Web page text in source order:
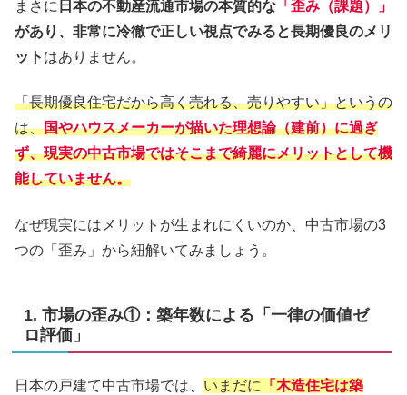
まさに 日本の不動産流通市場の本質的な 「歪み（課題）」
があり、非常に冷徹で正しい視点でみると長期優良のメリ
ット はありません。
「長期優良住宅だから高く売れる、売りやすい」というの
は、国やハウスメーカーが描いた理想論（建前）に過ぎ
ず、現実の中古市場ではそこまで綺麗にメリットとして機
能していません。
なぜ現実にはメリットが生まれにくいのか、中古市場の3
つの「歪み」から紐解いてみましょう。
1. 市場の歪み①：築年数による「一律の価値ゼ
ロ評価」
日本の戸建て中古市場では、 いまだに
「木造住宅は築